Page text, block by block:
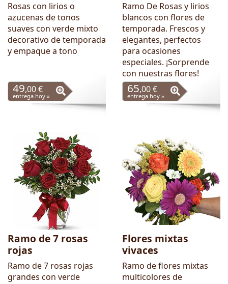
Rosas con lirios o
azucenas de tonos
suaves con verde mixto
decorativo de temporada
y empaque a tono
49,00 €
entrega hoy »
Ramo De Rosas y lirios
blancos con flores de
temporada. Frescos y
elegantes, perfectos
para ocasiones
especiales. ¡Sorprende
con nuestras flores!
65,00 €
entrega hoy »
Ramo de 7 rosas
rojas
Ramo de 7 rosas rojas
grandes con verde
Flores mixtas
vivaces
Ramo de flores mixtas
multicolores de